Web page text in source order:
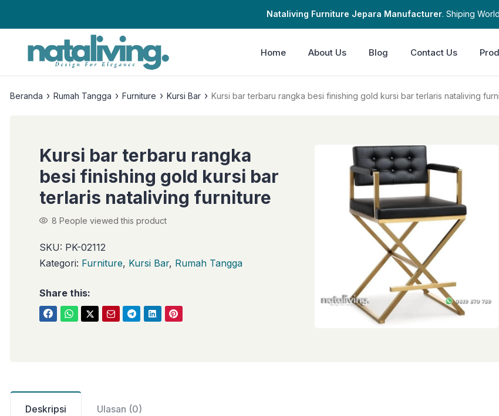
Nataliving Furniture Jepara Manufacturer. Shiping
Home About Us Blog Contact Us
Beranda › Rumah Tangga › Furniture › Kursi Bar › Kursi bar terbaru rangka besi finishing gold kursi bar terlaris nataliving
Kursi bar terbaru rangka
besi finishing gold kursi bar
terlaris nataliving furniture
8 People viewed this product
SKU: PK-02112
Kategori: Furniture, Kursi Bar, Rumah Tangga
Share this:
Deskripsi Ulasan (0)